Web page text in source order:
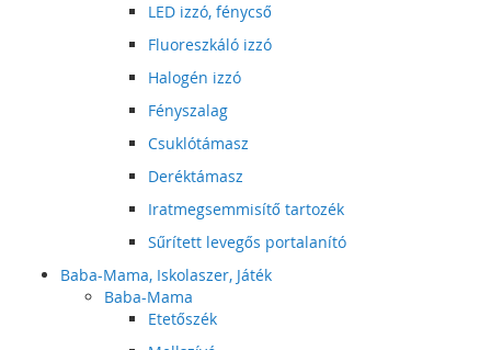
LED izzó, fénycső
Fluoreszkáló izzó
Halogén izzó
Fényszalag
Csuklótámasz
Deréktámasz
Iratmegsemmisítő tartozék
Sűrített levegős portalanító
Baba-Mama, Iskolaszer, Játék
Baba-Mama
Etetőszék